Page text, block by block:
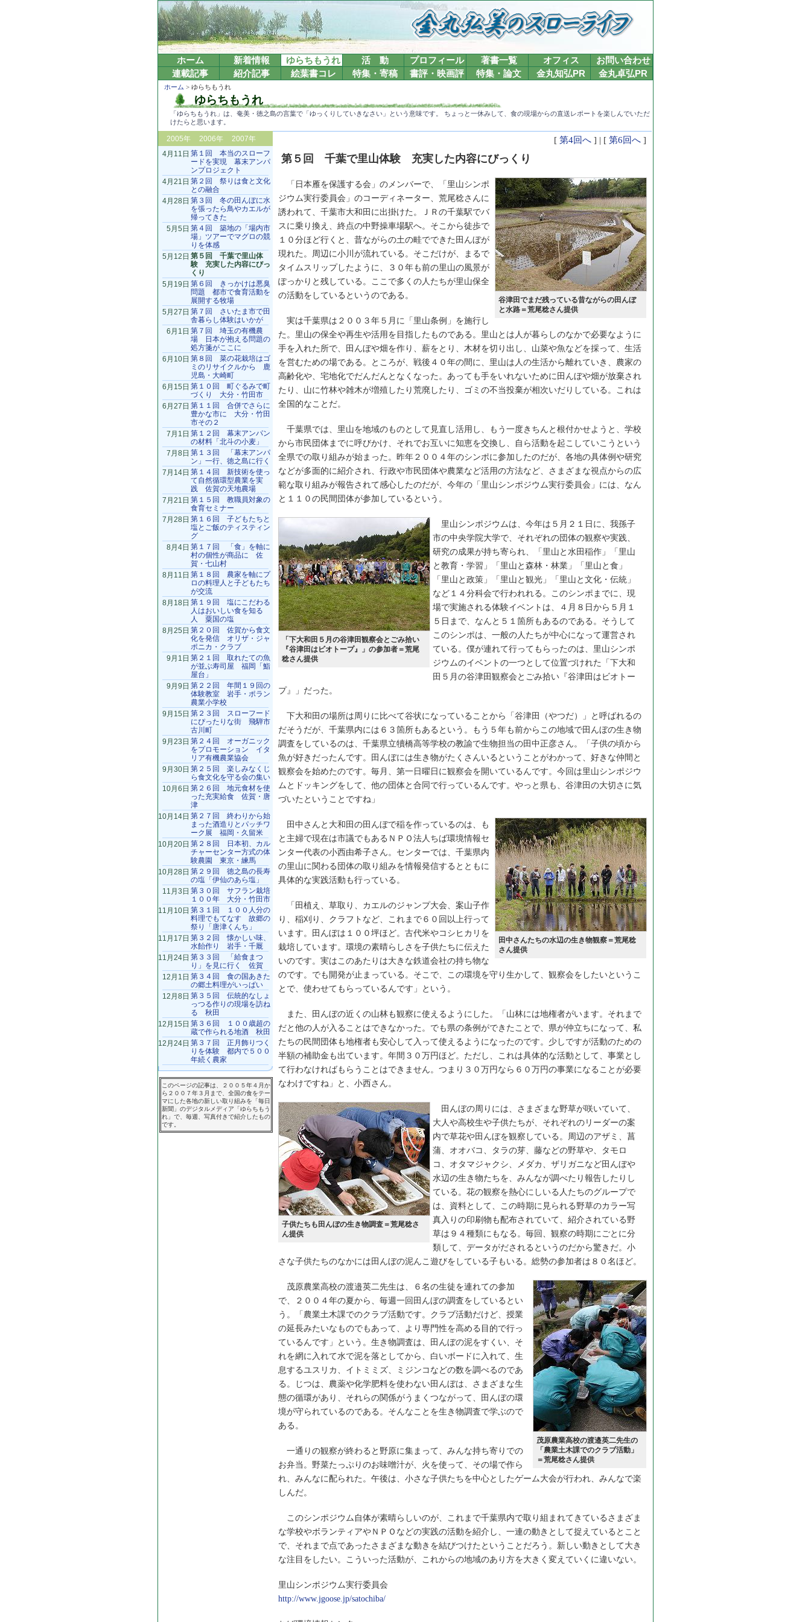
ホーム 新着情報 ゆらちもうれ 活 動 プロフィール 著書一覧 オフィス
お問い合わせ
連載記事
紹介記事 絵葉書コレ 特集・寄稿 書評・映画評 特集・論文 金丸知弘PR 金丸卓弘PR
ホーム > ゆらちもうれ
ゆらちもうれ
「ゆらちもうれ」は、奄美・徳之島の言葉で「ゆっくりしていきなさい」という意味です。 ちょっと一休みして、食の現場からの直送レポートを楽しんでいただ
けたらと思います。
2005年 2006年
2007年
4月11日 第１回 本当のスローフ
ードを実現 幕末アンパ
ンプロジェクト
4月21日 第２回 祭りは食と文化
との融合
4月28日 第３回 冬の田んぼに水
を張ったら鳥やカエルが
帰ってきた
5月5日 第４回 築地の「場内市
場」ツアーでマグロの競
りを体感
5月12日 第５回 千葉で里山体
験 充実した内容にびっ
くり
5月19日 第６回 きっかけは悪臭
問題 都市で食育活動を
展開する牧場
5月27日 第７回 さいたま市で田
舎暮らし体験はいかが
6月1日 第７回 埼玉の有機農
場 日本が抱える問題の
処方箋がここに
6月10日 第８回 菜の花栽培はゴ
ミのリサイクルから 鹿
児島・大崎町
6月15日 第１０回 町ぐるみで町
づくり 大分・竹田市
6月27日 第１１回 合併でさらに
豊かな市に 大分・竹田
市その２
7月1日 第１２回 幕末アンパン
の材料「北斗の小麦」
7月8日 第１３回 「幕末アンパ
ン」一行、徳之島に行く
7月14日 第１４回 新技術を使っ
て自然循環型農業を実
践 佐賀の天地農場
7月21日 第１５回 教職員対象の
食育セミナー
7月28日 第１６回 子どもたちと
塩とご飯のティスティン
グ
8月4日 第１７回 「食」を軸に
村の個性が商品に 佐
賀・七山村
8月11日 第１８回 農家を軸にプ
ロの料理人と子どもたち
が交流
8月18日 第１９回 塩にこだわる
人はおいしい食を知る
人 粟国の塩
8月25日 第２０回 佐賀から食文
化を発信 オリザ・ジャ
ポニカ・クラブ
9月1日 第２１回 取れたての魚
が並ぶ寿司屋 福岡「鮨
屋台」
9月9日 第２２回 年間１９回の
体験教室 岩手・ポラン
農業小学校
9月15日 第２３回 スローフード
にぴったりな街 飛騨市
古川町
9月23日 第２４回 オーガニック
をプロモーション イタ
リア有機農業協会
9月30日 第２５回 楽しみなくじ
ら食文化を守る会の集い
10月6日 第２６回 地元食材を使
った充実給食 佐賀・唐
津
10月14日 第２７回 終わりから始
まった酒造りとパッチワ
ーク展 福岡・久留米
10月20日 第２８回 日本初、カル
チャーセンター方式の体
験農園 東京・練馬
10月28日 第２９回 徳之島の長寿
の塩「伊仙のあら塩」
11月3日 第３０回 サフラン栽培
１００年 大分・竹田市
11月10日 第３１回 １００人分の
料理でもてなす 故郷の
祭り「唐津くんち」
11月17日 第３２回 懐かしい味、
水飴作り 岩手・千厩
11月24日 第３３回 「給食まつ
り」を見に行く 佐賀
12月1日 第３４回 食の国あきた
の郷土料理がいっぱい
12月8日 第３５回 伝統的なしょ
っつる作りの現場を訪ね
る 秋田
12月15日 第３６回 １００歳超の
蔵で作られる地酒 秋田
12月24日 第３７回 正月飾りつく
りを体験 都内で５００
年続く農家
このページの記事は、２００５年４月か
ら２００７年３月まで、全国の食をテー
マにした各地の新しい取り組みを「毎日
新聞」のデジタルメディア「ゆらちもう
れ」で、毎週、写真付きで紹介したもの
です。
[ 第4回へ ] | [ 第6回へ ]
第５回 千葉で里山体験 充実した内容にびっくり
谷津田でまだ残っている昔ながらの田んぼ
と水路＝荒尾稔さん提供
「日本雁を保護する会」のメンバーで、「里山シンポ
ジウム実行委員会」のコーディネーター、荒尾稔さんに
誘われて、千葉市大和田に出掛けた。ＪＲの千葉駅でバ
スに乗り換え、終点の中野操車場駅へ。そこから徒歩で
１０分ほど行くと、昔ながらの土の畦でできた田んぼが
現れた。周辺に小川が流れている。そこだけが、まるで
タイムスリップしたように、３０年も前の里山の風景が
ぽっかりと残している。ここで多くの人たちが里山保全
の活動をしているというのである。
実は千葉県は２００３年５月に「里山条例」を施行し
た。里山の保全や再生や活用を目指したものである。里山とは人が暮らしのなかで必要なように
手を入れた所で、田んぼや畑を作り、薪をとり、木材を切り出し、山菜や魚などを採って、生活
を営むための場である。ところが、戦後４０年の間に、里山は人の生活から離れていき、農家の
高齢化や、宅地化でだんだんとなくなった。あっても手をいれないために田んぼや畑が放棄され
たり、山に竹林や雑木が増殖したり荒廃したり、ゴミの不当投棄が相次いだりしている。これは
全国的なことだ。
千葉県では、里山を地域のものとして見直し活用し、もう一度きちんと根付かせようと、学校
から市民団体までに呼びかけ、それでお互いに知恵を交換し、自ら活動を起こしていこうという
全県での取り組みが始まった。昨年２００４年のシンポに参加したのだが、各地の具体例や研究
などが多面的に紹介され、行政や市民団体や農業など活用の方法など、さまざまな視点からの広
範な取り組みが報告されて感心したのだが、今年の「里山シンポジウム実行委員会」には、なん
と１１０の民間団体が参加しているという。
「下大和田５月の谷津田観察会とごみ拾い
『谷津田はビオトープ』」の参加者＝荒尾
稔さん提供
里山シンポジウムは、今年は５月２１日に、我孫子
市の中央学院大学で、それぞれの団体の観察や実践、
研究の成果が持ち寄られ、「里山と水田稲作」「里山
と教育・学習」「里山と森林・林業」「里山と食」
「里山と政策」「里山と観光」「里山と文化・伝統」
など１４分科会で行われれる。このシンポまでに、現
場で実施される体験イベントは、４月８日から５月１
５日まで、なんと５１箇所もあるのである。そうして
このシンポは、一般の人たちが中心になって運営され
ている。僕が連れて行ってもらったのは、里山シンポ
ジウムのイベントの一つとして位置づけれた「下大和
田５月の谷津田観察会とごみ拾い『谷津田はビオトー
プ』」だった。
下大和田の場所は周りに比べて谷状になっていることから「谷津田（やつだ）」と呼ばれるの
だそうだが、千葉県内には６３箇所もあるという。もう５年も前からこの地域で田んぼの生き物
調査をしているのは、千葉県立犢橋高等学校の教諭で生物担当の田中正彦さん。「子供の頃から
魚が好きだったんです。田んぼには生き物がたくさんいるということがわかって、好きな仲間と
観察会を始めたのです。毎月、第一日曜日に観察会を開いているんです。今回は里山シンポジウ
ムとドッキングをして、他の団体と合同で行っているんです。やっと県も、谷津田の大切さに気
づいたということですね」
田中さんたちの水辺の生き物観察＝荒尾稔
さん提供
田中さんと大和田の田んぼで稲を作っているのは、も
と主婦で現在は市議でもあるＮＰＯ法人ちば環境情報セ
ンター代表の小西由希子さん。センターでは、千葉県内
の里山に関わる団体の取り組みを情報発信するとともに
具体的な実践活動も行っている。
「田植え、草取り、カエルのジャンプ大会、案山子作
り、稲刈り、クラフトなど、これまで６０回以上行って
います。田んぼは１００坪ほど。古代米やコシヒカリを
栽培しています。環境の素晴らしさを子供たちに伝えた
いのです。実はこのあたりは大きな鉄道会社の持ち物な
のです。でも開発が止まっている。そこで、この環境を守り生かして、観察会をしたいというこ
とで、使わせてもらっているんです」という。
また、田んぼの近くの山林も観察に使えるようにした。「山林には地権者がいます。それまで
だと他の人が入ることはできなかった。でも県の条例ができたことで、県が仲立ちになって、私
たちの民間団体も地権者も安心して入って使えるようになったのです。少しですが活動のための
半額の補助金も出ています。年間３０万円ほど。ただし、これは具体的な活動として、事業とし
て行わなければもらうことはできません。つまり３０万円なら６０万円の事業になることが必要
なわけですね」と、小西さん。
子供たちも田んぼの生き物調査＝荒尾稔さ
ん提供
田んぼの周りには、さまざまな野草が咲いていて、
大人や高校生や子供たちが、それぞれのリーダーの案
内で草花や田んぼを観察している。周辺のアザミ、菖
蒲、オオバコ、タラの芽、藤などの野草や、タモロ
コ、オタマジャクシ、メダカ、ザリガニなど田んぼや
水辺の生き物たちを、みんなが調べたり報告したりし
ている。花の観察を熱心にしいる人たちのグループで
は、資料として、この時期に見られる野草のカラー写
真入りの印刷物も配布されていて、紹介されている野
草は９４種類にもなる。毎回、観察の時期にごとに分
類して、データがだされるというのだから驚きだ。小
さな子供たちのなかには田んぼの泥んこ遊びをしている子もいる。総勢の参加者は８０名ほど。
茂原農業高校の渡邉英二先生の
「農業土木課でのクラブ活動」
＝荒尾稔さん提供
茂原農業高校の渡邉英二先生は、６名の生徒を連れての参加
で、２００４年の夏から、毎週一回田んぼの調査をしているとい
う。「農業土木課でのクラブ活動です。クラブ活動だけど、授業
の延長みたいなものでもあって、より専門性を高める目的で行っ
ているんです」という。生き物調査は、田んぼの泥をすくい、そ
れを網に入れて水で泥を落としてから、白いボードに入れて、生
息するユスリカ、イトミミズ、ミジンコなどの数を調べるのであ
る。じつは、農薬や化学肥料を使わない田んぼは、さまざまな生
態の循環があり、それらの関係がうまくつながって、田んぼの環
境が守られているのである。そんなことを生き物調査で学ぶので
ある。
一通りの観察が終わると野原に集まって、みんな持ち寄りでの
お弁当。野菜たっぷりのお味噌汁が、火を使って、その場で作ら
れ、みんなに配られた。午後は、小さな子供たちを中心としたゲーム大会が行われ、みんなで楽
しんだ。
このシンポジウム自体が素晴らしいのが、これまで千葉県内で取り組まれてきているさまざま
な学校やボランティアやＮＰＯなどの実践の活動を紹介し、一連の動きとして捉えているとこと
で、それまで点であったさまざまな動きを結びつけたということだろう。新しい動きとして大き
な注目をしたい。こういった活動が、これからの地域のあり方を大きく変えていくに違いない。
里山シンポジウム実行委員会
http://www.jgoose.jp/satochiba/